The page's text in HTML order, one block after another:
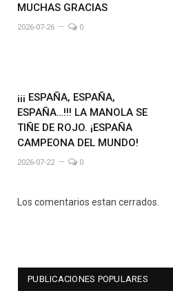
MUCHAS GRACIAS
2026-07-26 0
¡¡¡ ESPAÑA, ESPAÑA,
ESPAÑA…!!! LA MANOLA SE
TIÑE DE ROJO. ¡ESPAÑA
CAMPEONA DEL MUNDO!
2026-07-22 0
Los comentarios estan cerrados.
PUBLICACIONES POPULARES